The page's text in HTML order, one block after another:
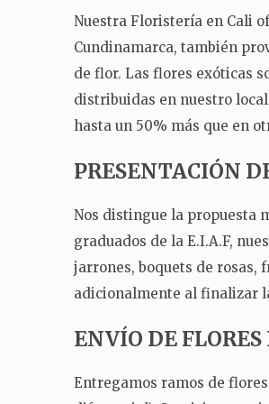
Nuestra Floristería en Cali
Cundinamarca, también
de flor. Las flores exóticas
distribuidas en nuestro
hasta un 50% más que en
PRESENTACIÓN
Nos distingue la propuesta
graduados de la E.I.A.F,
jarrones, boquets de rosas,
adicionalmente al finalizar
ENVÍO DE
Entregamos ramos de